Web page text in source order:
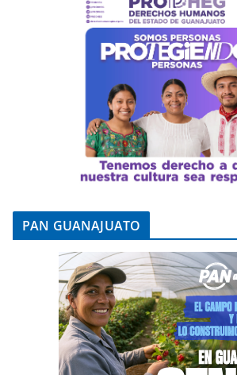
PAN GUANAJUATO